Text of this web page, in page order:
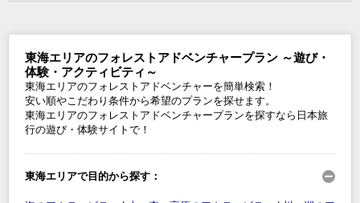
東海エリアのフォレストアドベンチャープラン ～遊び・
体験・アクティビティ～
東海エリアのフォレストアドベンチャーを簡単検索！
安い順やこだわり条件から希望のプランを探せます。
東海エリアのフォレストアドベンチャープランを探すなら日本旅
行の遊び・体験サイトで！
東海エリアで目的から探す：